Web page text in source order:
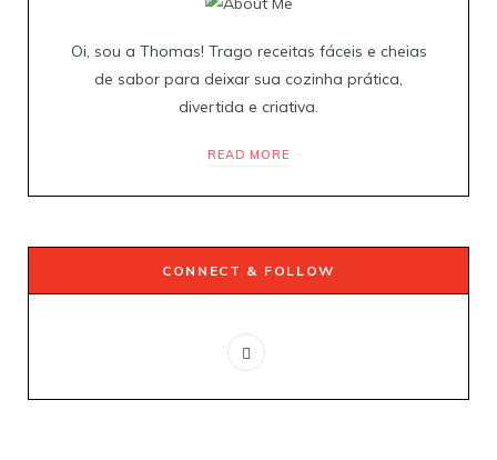
Oi, sou a Thomas! Trago receitas fáceis e cheias
de sabor para deixar sua cozinha prática,
divertida e criativa.
READ MORE
CONNECT & FOLLOW
P